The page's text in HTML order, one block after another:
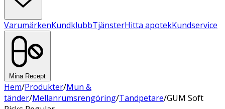
VarumärkenKundklubbTjänsterHitta apotekKundservice
Mina Recept
Hem/Produkter/Mun &
tänder/Mellanrumsrengöring/Tandpetare/GUM Soft